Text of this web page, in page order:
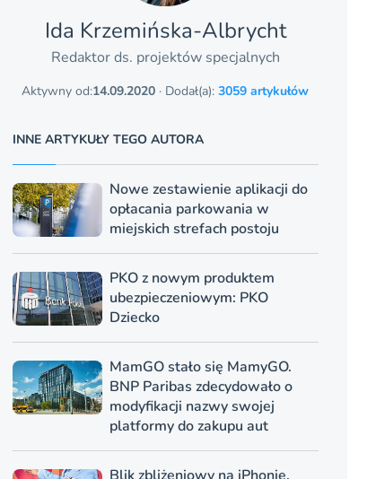
Ida Krzemińska-Albrycht
Redaktor ds. projektów specjalnych
Aktywny od:14.09.2020 · Dodał(a):3059 artykułów
INNE ARTYKUŁY TEGO AUTORA
Nowe zestawienie aplikacji do
opłacania parkowania w
miejskich strefach postoju
PKO z nowym produktem
ubezpieczeniowym: PKO
Dziecko
MamGO stało się MamyGO.
BNP Paribas zdecydowało o
modyfikacji nazwy swojej
platformy do zakupu aut